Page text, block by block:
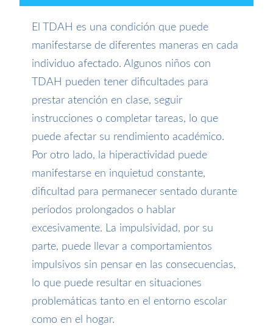
El TDAH es una condición que puede
manifestarse de diferentes maneras en cada
individuo afectado. Algunos niños con
TDAH pueden tener dificultades para
prestar atención en clase, seguir
instrucciones o completar tareas, lo que
puede afectar su rendimiento académico.
Por otro lado, la hiperactividad puede
manifestarse en inquietud constante,
dificultad para permanecer sentado durante
períodos prolongados o hablar
excesivamente. La impulsividad, por su
parte, puede llevar a comportamientos
impulsivos sin pensar en las consecuencias,
lo que puede resultar en situaciones
problemáticas tanto en el entorno escolar
como en el hogar.